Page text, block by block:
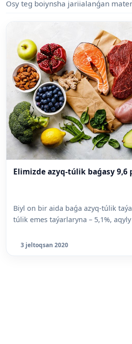
Osy teg boiynsha jariialanǵan
Elimizde azyq-túlik baǵasy 9,6
Biyl on bir aida baǵa azyq-túlik
túlik emes taýarlaryna – 5,1%,
3 jeltoqsan 2020